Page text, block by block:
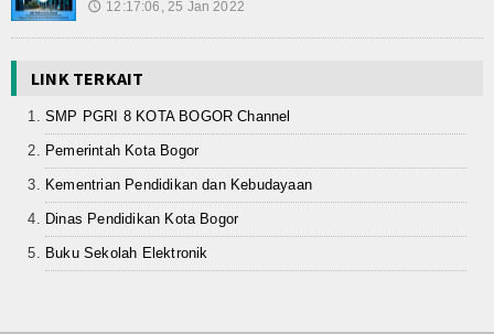
🕔 12:17:06, 25 Jan 2022
LINK TERKAIT
SMP PGRI 8 KOTA BOGOR Channel
Pemerintah Kota Bogor
Kementrian Pendidikan dan Kebudayaan
Dinas Pendidikan Kota Bogor
Buku Sekolah Elektronik